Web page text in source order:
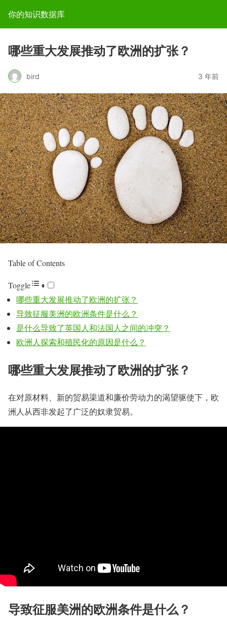
你的知识数据库
哪些重大发展推动了欧洲的扩张？
bird 3 年前
Table of Contents
Toggle
哪些重大发展推动了欧洲的扩张？
导致征服美洲的欧洲条件是什么？
是什么导致了英国人和法国人之间的冲突？
欧洲人探索和殖民化的原因是什么？
哪些重大发展推动了欧洲的扩张？
在对原材料、新的贸易渠道和廉价劳动力的渴望驱使下，欧
洲人从西非发起了广泛的奴隶贸易。
导致征服美洲的欧洲条件是什么？